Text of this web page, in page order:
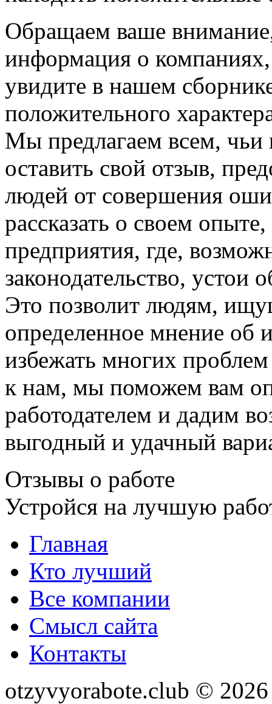
Обращаем ваше
информация о
увидите в нашем
положительного
Мы предлагаем всем,
оставить свой отзыв,
людей от совершения
рассказать о своем
предприятия, где,
законодательство,
Это позволит людям,
определенное мнение об
избежать многих
к нам, мы поможем вам
работодателем и дадим
выгодный и удачный
Отзывы о работе
Устройся на лучшую
Главная
Кто лучший
Все компании
Смысл сайта
Контакты
otzyvyorabote.club © 2026